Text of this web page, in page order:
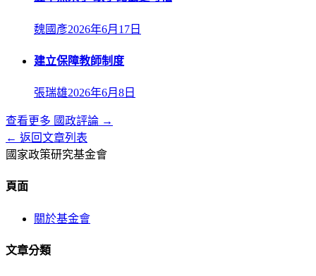
魏國彥2026年6月17日
建立保障教師制度
張瑞雄2026年6月8日
查看更多 國政評論 →
← 返回文章列表
國家政策研究基金會
頁面
關於基金會
文章分類